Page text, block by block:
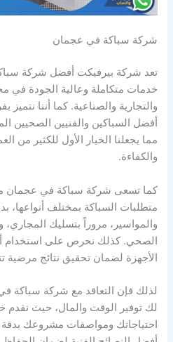
شركة سباكة في عجمان
تعد شركة بيرفيكت أفضل شركة
خدمات متكاملة وعالية الجودة في
والتجارية والصناعية. كما أننا
أفضل السباكين والفنيين الصحيين
مما يجعلنا الخيار الأول للكثير من
والكفاءة.
كما تسعى شركة سباكة في عجمان
متطلبات السباكة بمختلف أنواعها،
والمواسير، مروراً بتسليك
الصحي. كذلك نحرص على استخدام
الأجهزة لضمان تحقيق نتائج مرضية
لذلك فإن التعاقد مع شركة
لك توفير الوقت والمال، حيث
احتياجاتك ومواصفات مشروعك